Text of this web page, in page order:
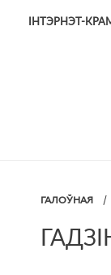
ІНТЭРНЭТ-
ГАЛОЎНАЯ